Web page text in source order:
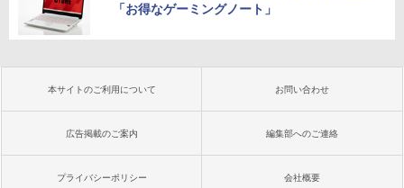
「お得なゲーミングノート」
本サイトのご利用について お問い合わせ
広告掲載のご案内 編集部へのご連絡
プライバシーポリシー 会社概要